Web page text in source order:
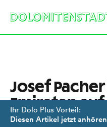
Ihr Dolo Plus Vorteil:
Diesen Artikel jetzt anhören
Josef
Emiraten
Podium